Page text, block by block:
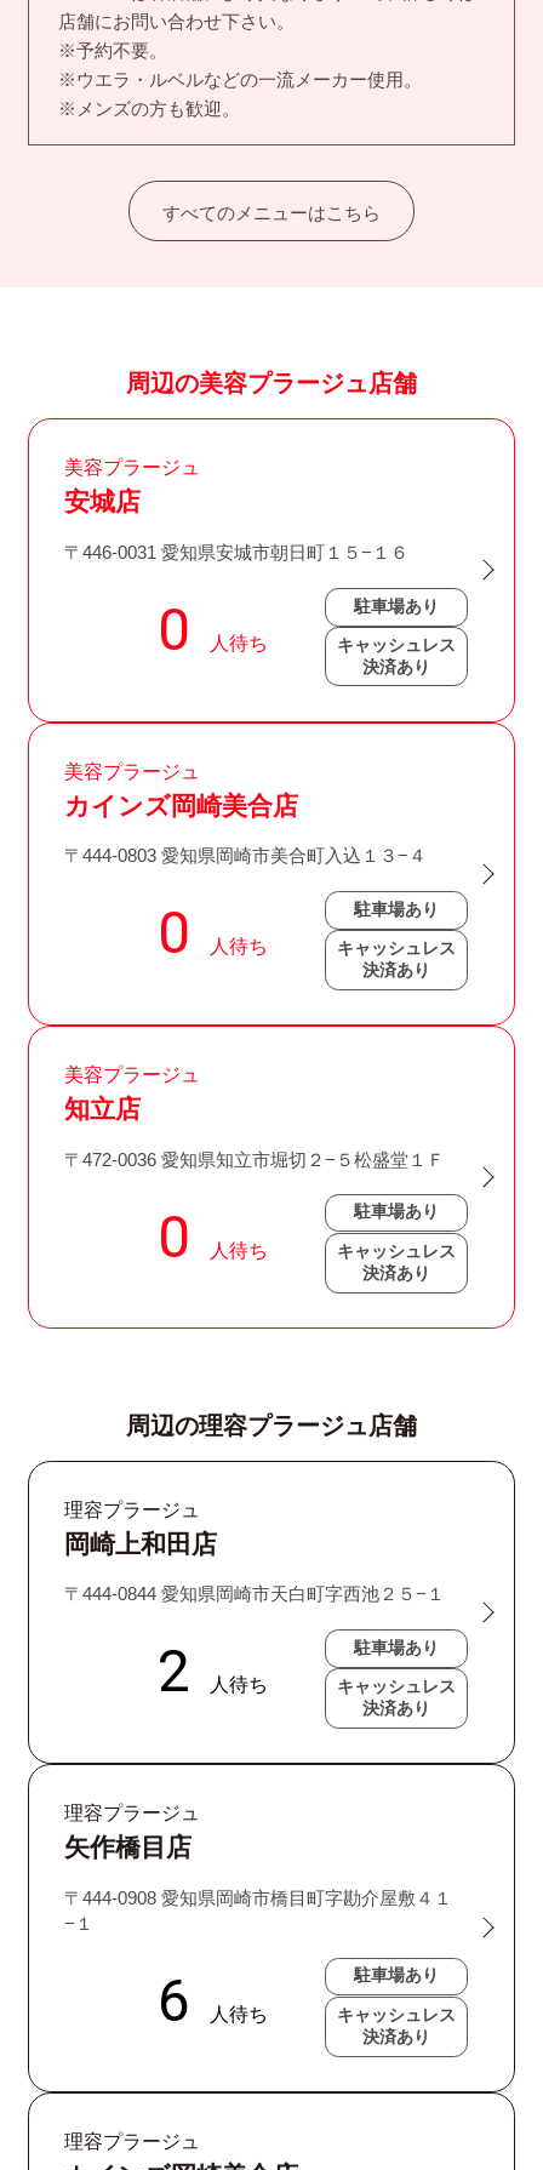
店舗にお問い合わせ下さい。
※予約不要。
※ウエラ・ルベルなどの一流メーカー使用。
※メンズの方も歓迎。
すべてのメニューはこちら
周辺の美容プラージュ店舗
美容プラージュ
安城店
〒446-0031 愛知県安城市朝日町１５−１６
駐車場あり
キャッシュレス
決済あり
美容プラージュ
カインズ岡崎美合店
〒444-0803 愛知県岡崎市美合町入込１３−４
駐車場あり
キャッシュレス
決済あり
美容プラージュ
知立店
〒472-0036 愛知県知立市堀切２−５松盛堂１Ｆ
駐車場あり
キャッシュレス
決済あり
周辺の理容プラージュ店舗
理容プラージュ
岡崎上和田店
〒444-0844 愛知県岡崎市天白町字西池２５−１
駐車場あり
キャッシュレス
決済あり
理容プラージュ
矢作橋目店
〒444-0908 愛知県岡崎市橋目町字勘介屋敷４１
−１
駐車場あり
キャッシュレス
決済あり
理容プラージュ